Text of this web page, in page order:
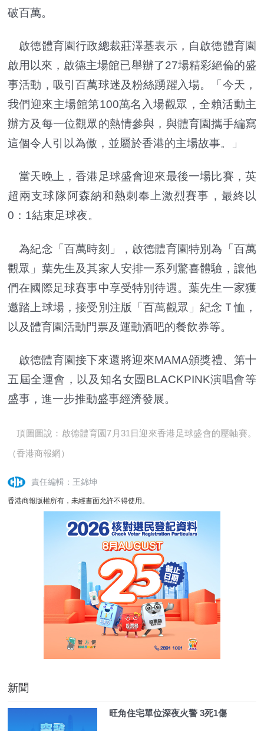
破百萬。
啟德體育園行政總裁莊澤基表示，自啟德體育園
啟用以來，啟德主場館已舉辦了27場精彩絕倫的盛
事活動，吸引百萬球迷及粉絲踴躍入場。「今天，
我們迎來主場館第100萬名入場觀眾，全賴活動主
辦方及每一位觀眾的熱情參與，與體育園攜手編寫
這個令人引以為傲，並屬於香港的主場故事。」
當天晚上，香港足球盛會迎來最後一場比賽，英
超兩支球隊阿森納和熱刺奉上激烈賽事，最終以
0：1結束足球夜。
為紀念「百萬時刻」，啟德體育園特別為「百萬
觀眾」葉先生及其家人安排一系列驚喜體驗，讓他
們在國際足球賽事中享受特別待遇。葉先生一家獲
邀踏上球場，接受別注版「百萬觀眾」紀念Ｔ恤，
以及體育園活動門票及運動酒吧的餐飲券等。
啟德體育園接下來還將迎來MAMA頒獎禮、第十
五屆全運會，以及知名女團BLACKPINK演唱會等
盛事，進一步推動盛事經濟發展。
頂圖圖說：啟德體育園7月31日迎來香港足球盛會的壓軸賽。
（香港商報網）
責任編輯：王錦坤
香港商報版權所有，未經書面允許不得使用。
新聞
旺角住宅單位深夜火警 3死1傷